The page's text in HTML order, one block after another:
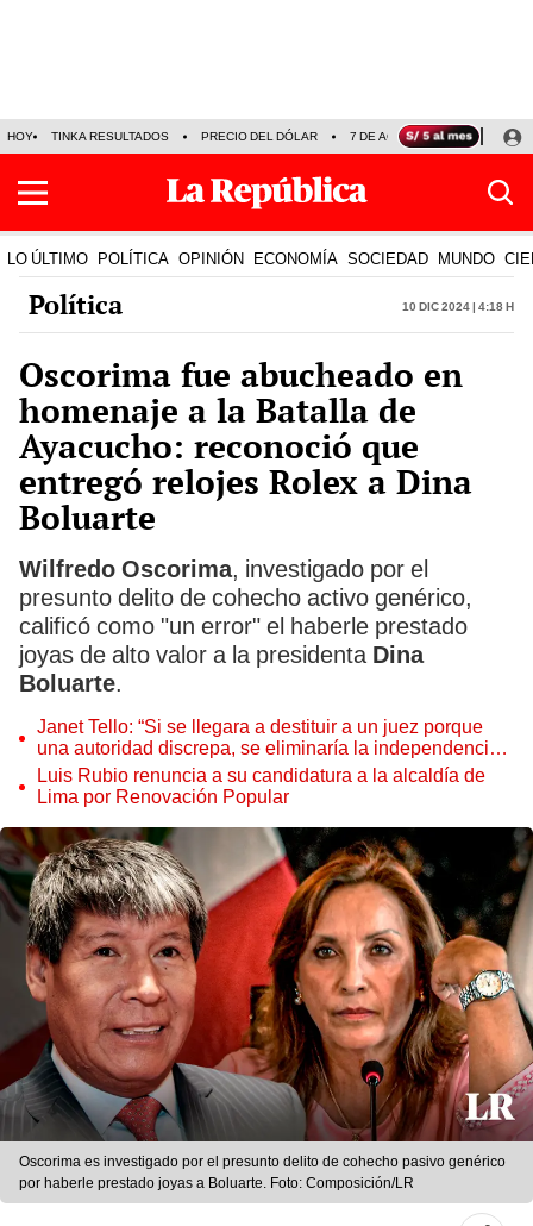
HOY TINKA RESULTADOS PRECIO DEL DÓLAR 7 DE AGOSTO OLLANTA
LO ÚLTIMO POLÍTICA OPINIÓN ECONOMÍA SOCIEDAD MUNDO
Política 10 Dic 2024 | 4:18 h
Oscorima fue abucheado en
homenaje a la Batalla de
Ayacucho: reconoció que
entregó relojes Rolex a Dina
Boluarte
Wilfredo Oscorima, investigado por el
presunto delito de cohecho activo genérico,
calificó como "un error" el haberle prestado
joyas de alto valor a la presidenta Dina
Boluarte.
Janet Tello: “Si se llegara a destituir a un juez porque
una autoridad discrepa, se eliminaría la independencia
judicial”
Luis Rubio renuncia a su candidatura a la alcaldía de
Lima por Renovación Popular
Oscorima es investigado por el presunto delito de cohecho pasivo genérico
por haberle prestado joyas a Boluarte. Foto: Composición/LR